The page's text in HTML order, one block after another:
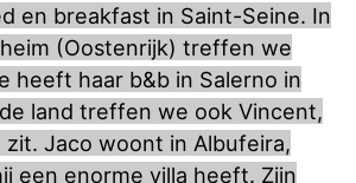
en breakfast in Saint-Seine. In
(Oostenrijk) treffen we
heeft haar b&b in Salerno in
land treffen we ook Vincent,
zit. Jaco woont in Albufeira,
een enorme villa heeft. Zijn